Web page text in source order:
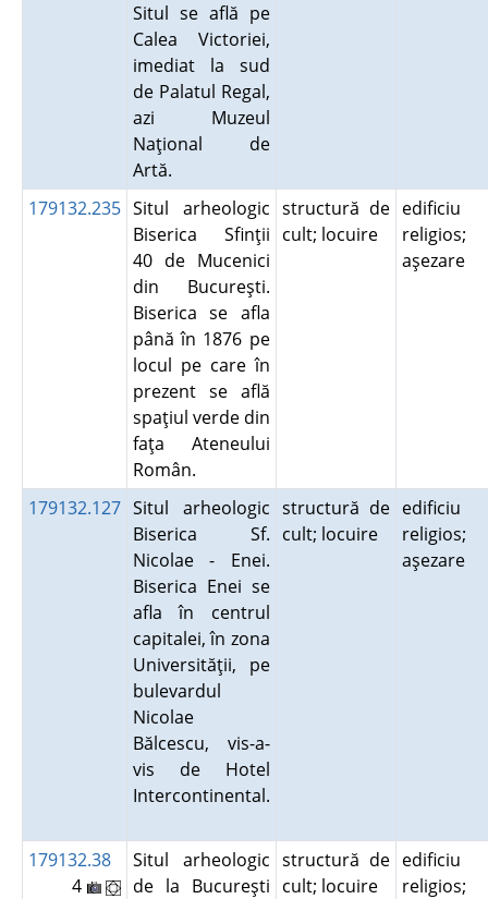
Situl se află pe
Calea Victoriei,
imediat la sud
de Palatul Regal,
azi Muzeul
Naţional de
Artă.
179132.235 Situl arheologic
Biserica Sfinţii
40 de Mucenici
din Bucureşti.
Biserica se afla
până în 1876 pe
locul pe care în
prezent se află
spaţiul verde din
faţa Ateneului
Român.
structură de
cult; locuire
edificiu
religios;
aşezare
179132.127 Situl arheologic
Biserica Sf.
Nicolae - Enei.
Biserica Enei se
afla în centrul
capitalei, în zona
Universităţii, pe
bulevardul
Nicolae
Bălcescu, vis-a-
vis de Hotel
Intercontinental.
structură de
cult; locuire
edificiu
religios;
aşezare
179132.38
4
Situl arheologic
de la Bucureşti
structură de
cult; locuire
edificiu
religios;